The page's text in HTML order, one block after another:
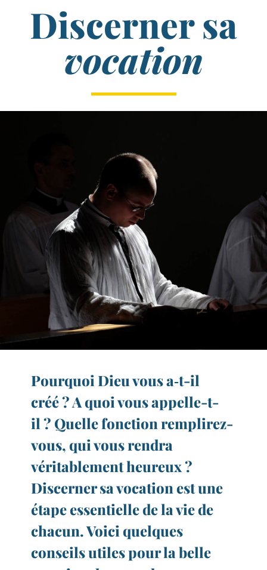
Discerner sa
vocation
Pourquoi Dieu vous a‑t-​il
créé ? A quoi vous appelle-​t-​
il ? Quelle fonction remplirez-​
vous, qui vous rendra
véritablement heureux ?
Discerner sa vocation est une
étape essentielle de la vie de
chacun. Voici quelques
conseils utiles pour la belle